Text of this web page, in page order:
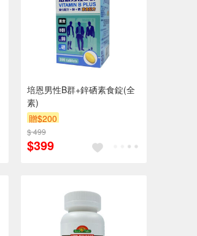
培恩男性B群+鋅硒素食錠(全
素)
贈$200
$ 499
$399